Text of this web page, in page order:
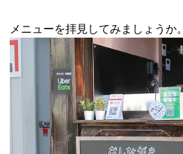
メニューを拝見してみましょうか。